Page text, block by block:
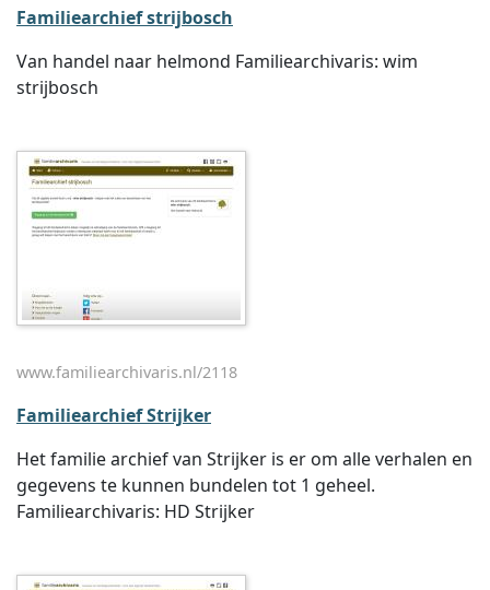
Familiearchief strijbosch
Van handel naar helmond Familiearchivaris: wim
strijbosch
www.familiearchivaris.nl/2118
Familiearchief Strijker
Het familie archief van Strijker is er om alle verhalen en
gegevens te kunnen bundelen tot 1 geheel.
Familiearchivaris: HD Strijker